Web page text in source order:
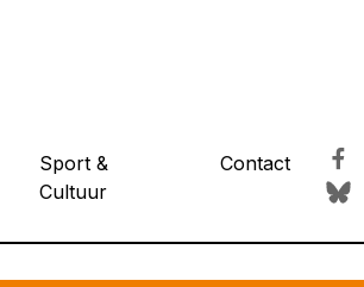
Sport &
Cultuur
Contact